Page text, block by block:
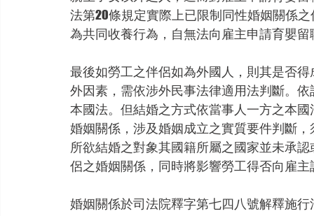
法第20條規定實際上已限制同性婚姻關係
為共同收養行為，自無法向雇主申請育嬰留
最後如勞工之伴侶如為外國人，則其是否
外因素，需依涉外民事法律適用法判斷。
本國法。但結婚之方式依當事人一方之本
婚姻關係，涉及婚姻成立之實質要件判斷
所欲結婚之對象其國籍所屬之國家並未承
侶之婚姻關係，同時將影響勞工得否向雇
婚姻關係於司法院釋字第七四八號解釋施